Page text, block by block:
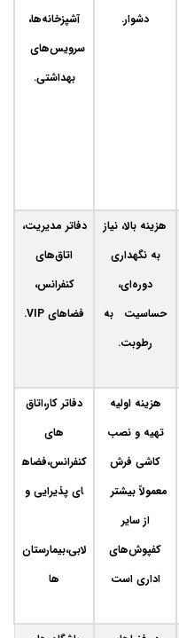
دشوار.
آشپزخانه‌ها،
سرویس‌های
بهداشتی.
هزینه بالا، نیاز
به نگهداری
دوره‌ای،
حساسیت به
رطوبت.
دفاتر مدیریت،
اتاق‌های
کنفرانس،
فضاهای VIP.
هزینه اولیه
تهیه و نصب
کاشی فرش
معمولاً بیشتر
از سایر
کفپوش‌های
اداری است
دفاتر کار،اتاق
های
کنفرانس،فضاه
ای پذیرایی و
لابی،بیمارستان
ها